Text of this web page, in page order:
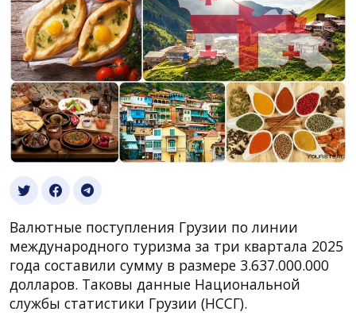
Валютные поступления Грузии по линии
международного туризма за три квартала 2025
года составили сумму в размере 3.637.000.000
долларов. Таковы данные Национальной
службы статистики Грузии (НССГ).